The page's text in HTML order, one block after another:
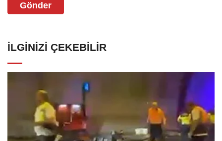
Gönder
İLGINIZI ÇEKEBILIR